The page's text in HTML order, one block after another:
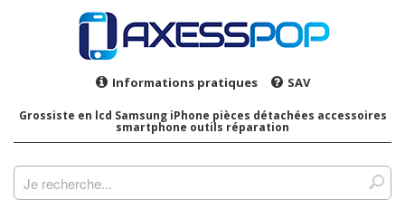
Informations pratiques SAV
Grossiste en lcd Samsung iPhone pièces détachées accessoires
smartphone outils réparation